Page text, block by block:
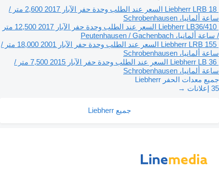
Liebherr LRB 18 السعر عند الطلب وحدة حفر الآبار 2017
2,600 متر /
ساعة ألمانيا، Schrobenhausen
Liebherr LB36/410 السعر عند الطلب وحدة حفر الآبار 2017
12,500 متر
/ ساعة ألمانيا، Peutenhausen / Gachenbach
Liebherr LRB 155 السعر عند الطلب وحدة حفر الآبار 2001
18,000 متر /
ساعة ألمانيا، Schrobenhausen
Liebherr LB 36 السعر عند الطلب وحدة حفر الآبار 2015
7,500 متر /
ساعة ألمانيا، Schrobenhausen
جميع معدات الحفر Liebherr
35 إعلانات →
جميع Liebherr